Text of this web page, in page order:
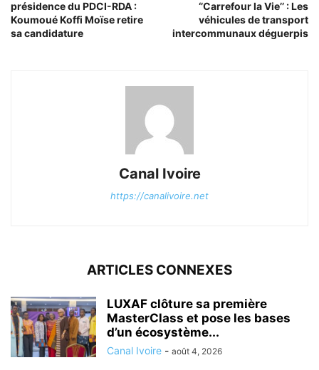
présidence du PDCI-RDA :
Koumoué Koffi Moïse retire
sa candidature
‘’Carrefour la Vie’’ : Les
véhicules de transport
intercommunaux déguerpis
Canal Ivoire
https://canalivoire.net
ARTICLES CONNEXES
LUXAF clôture sa première
MasterClass et pose les bases
d’un écosystème...
Canal Ivoire - août 4, 2026